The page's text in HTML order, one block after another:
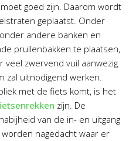
goed zijn. Daarom wordt
geplaatst. Onder
andere banken en
prullenbakken te plaatsen,
zwervend vuil aanwezig
zal uitnodigend werken.
met de fiets komt, is het
zijn. De
van de in- en uitgang
nagedacht waar er